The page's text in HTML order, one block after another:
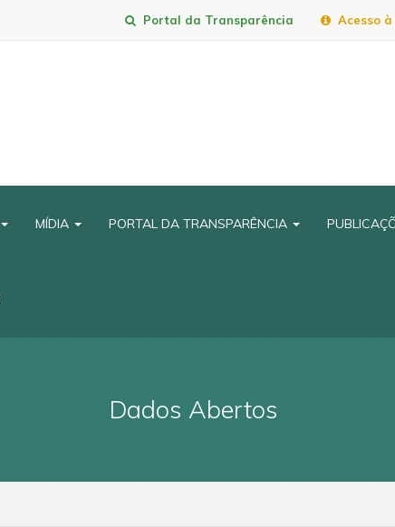
Acesso
Portal da Transparência
MÍDIA PORTAL DA TRANSPARÊNCIA
Dados Abertos